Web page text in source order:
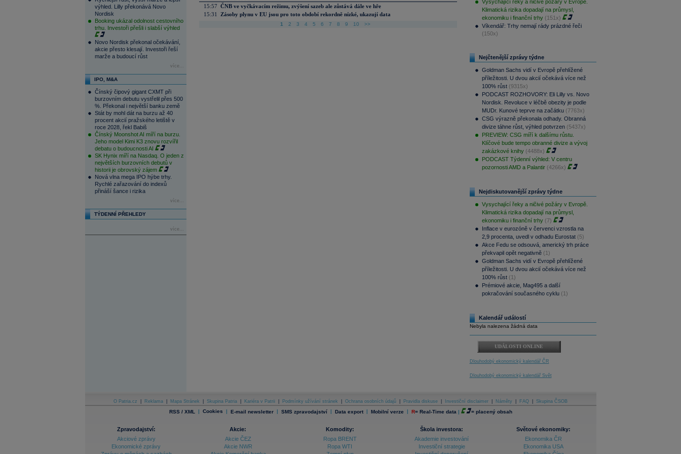
výhled. Lilly překonává Novo
Nordisk
Booking ukázal odolnost cestovního
trhu. Investoři přešli i slabší výhled
Novo Nordisk překonal očekávání,
akcie přesto klesají. Investoři řeší
marže a budoucí růst
více...
IPO, M&A
Čínský čipový gigant CXMT při
burzovním debutu vystřelil přes 500
%. Překonal i největší banku země
Stát by mohl dát na burzu až 40
procent akcií pražského letiště v
roce 2028, řekl Babiš
Čínský Moonshot AI míří na burzu.
Jeho model Kimi K3 znovu rozvířil
debatu o budoucnosti AI
SK Hynix míří na Nasdaq. O jeden z
největších burzovních debutů v
historii je obrovský zájem
Nová vlna mega IPO hýbe trhy.
Rychlé zařazování do indexů
přináší šance i rizika
více...
TÝDENNÍ PŘEHLEDY
více...
15:57 ČNB ve vyčkávacím režimu, zvýšení sazeb ale zůstává dále ve hře
15:31
Zásoby plynu v EU jsou pro toto období rekordně nízké, ukazují data
1 2 3 4 5 6 7 8 9 10 >>
Vysychající řeky a ničivé požáry v Evropě.
Klimatická rizika dopadají na průmysl,
ekonomiku i finanční trhy (151x)
Víkendář: Trhy nemají rády prázdné řeči
(150x)
Nejčtenější zprávy týdne
Goldman Sachs vidí v Evropě přehlížené
příležitosti. U dvou akcií očekává více než
100% růst (9315x)
PODCAST ROZHOVORY: Eli Lilly vs. Novo
Nordisk. Revoluce v léčbě obezity je podle
MUDr. Kunové teprve na začátku (7763x)
CSG výrazně překonala odhady. Obranná
divize táhne růst, výhled potvrzen (5437x)
PREVIEW: CSG míří k dalšímu růstu.
Klíčové bude tempo obranné divize a vývoj
zakázkové knihy (4488x)
PODCAST Týdenní výhled: V centru
pozornosti AMD a Palantir (4266x)
Nejdiskutovanější zprávy týdne
Vysychající řeky a ničivé požáry v Evropě.
Klimatická rizika dopadají na průmysl,
ekonomiku i finanční trhy (7)
Inflace v eurozóně v červenci vzrostla na
2,9 procenta, uvedl v odhadu Eurostat (5)
Akce Fedu se odsouvá, americký trh práce
překvapil opět negativně (1)
Goldman Sachs vidí v Evropě přehlížené
příležitosti. U dvou akcií očekává více než
100% růst (1)
Prémiové akcie, Mag495 a další
pokračování současného cyklu (1)
Kalendář událostí
Nebyla nalezena žádná data
UDÁLOSTI ONLINE
Dlouhodobý ekonomický kalendář ČR
Dlouhodobý ekonomický kalendář Svět
O Patria.cz Reklama Mapa Stránek Skupina Patria Kariéra v Patrii Podmínky užívání stránek Ochrana osobních údajů Pravidla diskuse Investiční disclaimer Náměty FAQ Skupina ČSOB
RSS / XML | Cookies | E-mail newsletter | SMS zpravodajství | Data export | Mobilní verze | R= Real-Time data | = placený obsah
Zpravodajství:
Akciové zprávy
Ekonomické zprávy
Akcie:
Akcie ČEZ
Akcie NWR
Komodity:
Ropa BRENT
Ropa WTI
Škola investora:
Akademie investování
Investiční strategie
Světové ekonomiky:
Ekonomika ČR
Ekonomika USA